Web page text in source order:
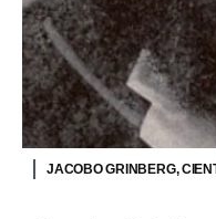
JACOBO GRINBERG,